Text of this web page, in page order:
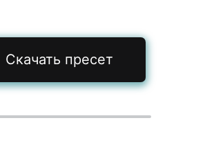
Скачать пресет